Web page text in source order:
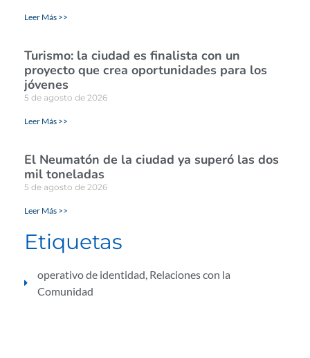
Leer Más >>
Turismo: la ciudad es finalista con un
proyecto que crea oportunidades para los
jóvenes
5 de agosto de 2026
Leer Más >>
El Neumatón de la ciudad ya superó las dos
mil toneladas
5 de agosto de 2026
Leer Más >>
Etiquetas
operativo de identidad, Relaciones con la
Comunidad